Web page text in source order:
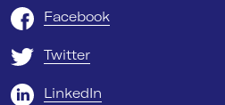
Facebook
Twitter
LinkedIn